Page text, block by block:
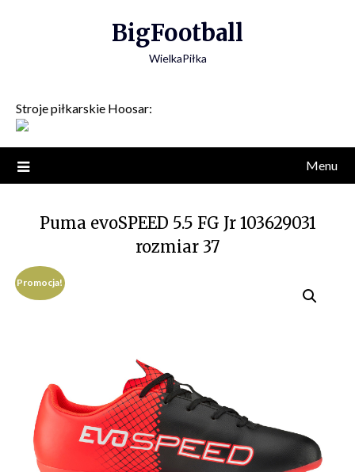
BigFootball
WielkaPiłka
Stroje piłkarskie Hoosar:
Menu
Puma evoSPEED 5.5 FG Jr 103629031
rozmiar 37
Promocja!